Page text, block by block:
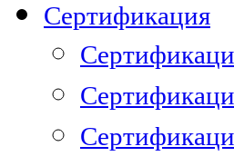
Сертификация